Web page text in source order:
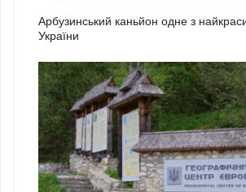
Арбузинський каньйон одне з
України